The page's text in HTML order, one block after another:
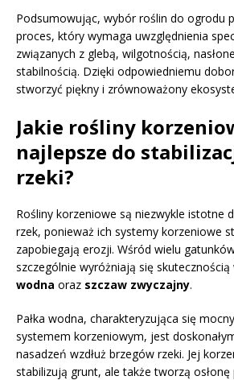
Podsumowując, wybór roślin do ogrodu
proces, który wymaga uwzględnienia
związanych z glebą, wilgotnością,
stabilnością. Dzięki odpowiedniemu
stworzyć piękny i zrównoważony
Jakie rośliny
najlepsze do
rzeki?
Rośliny korzeniowe są niezwykle istotne
rzek, ponieważ ich systemy korzeniowe
zapobiegają erozji. Wśród wielu
szczególnie wyróżniają się skutecznością
wodna oraz szczaw zwyczajny.
Pałka wodna, charakteryzująca się
systemem korzeniowym, jest
nasadzeń wzdłuż brzegów rzeki. Jej
stabilizują grunt, ale także tworzą osłonę